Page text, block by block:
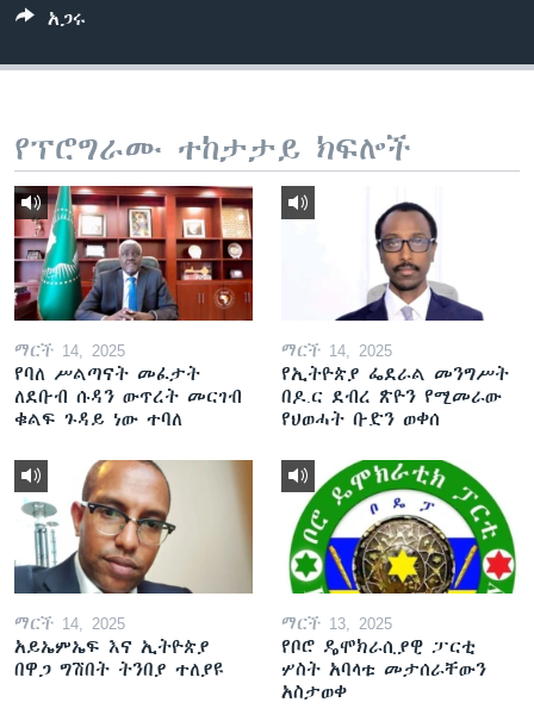
አጋሩ
የፕሮግራሙ ተከታታይ ክፍሎች
ማርች 14, 2025
የባለ ሥልጣናት መፈታት
ለደቡብ ሱዳን ውጥረት መርገብ
ቁልፍ ጉዳይ ነው ተባለ
ማርች 14, 2025
የኢትዮጵያ ፌደራል መንግሥት
በዶ.ር ደብረ ጽዮን የሚመራው
የህወሓት ቡድን ወቀሰ
ማርች 14, 2025
አይኤምኤፍ እና ኢትዮጵያ
በዋጋ ግሽበት ትንበያ ተለያዩ
ማርች 13, 2025
የቦሮ ዴሞክራሲያዊ ፓርቲ
ሦስት አባላቱ መታሰራቸውን
አስታወቀ